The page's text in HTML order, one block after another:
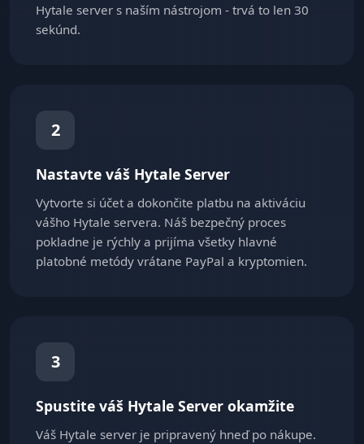
Hytale server s naším nástrojom - trvá to len 30
sekúnd.
2
Nastavte váš Hytale Server
Vytvorte si účet a dokončite platbu na aktiváciu
vášho Hytale servera. Náš bezpečný proces
pokladne je rýchly a prijíma všetky hlavné
platobné metódy vrátane PayPal a kryptomien.
3
Spustite váš Hytale Server okamžite
Váš Hytale server je pripravený hneď po nákupe.